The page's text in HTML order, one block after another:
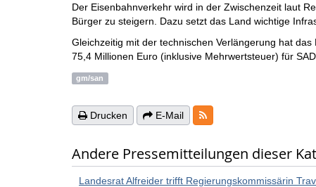
Der Eisenbahnverkehr wird in der Zwischenzeit laut
Bürger zu steigern. Dazu setzt das Land wichtige
Gleichzeitig mit der technischen Verlängerung hat
75,4 Millionen Euro (inklusive Mehrwertsteuer) für
gm/san
Drucken E-Mail RSS-Feeds
Andere Pressemitteilungen dieser
Landesrat Alfreider trifft Regierungskommissärin